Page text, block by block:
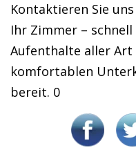
Kontaktieren Sie
Ihr Zimmer –
Aufenthalte aller Art
komfortablen
bereit. 0